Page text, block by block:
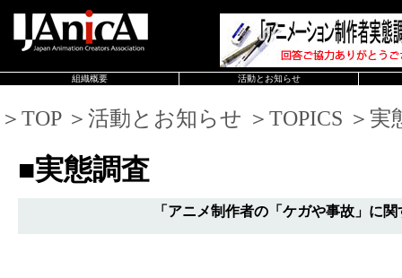
組織概要 活動とお知らせ
＞TOP ＞活動とお知らせ ＞TOPICS ＞実
■実態調査
「アニメ制作者の「ケガや事故」に